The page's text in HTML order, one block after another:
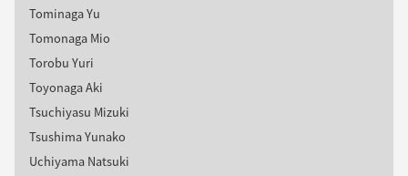
Tominaga Yu
Tomonaga Mio
Torobu Yuri
Toyonaga Aki
Tsuchiyasu Mizuki
Tsushima Yunako
Uchiyama Natsuki